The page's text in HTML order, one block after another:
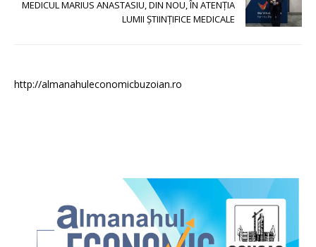
MEDICUL MARIUS ANASTASIU, DIN NOU, ÎN ATENȚIA
LUMII ȘTIINȚIFICE MEDICALE
http://almanahuleconomicbuzoian.ro